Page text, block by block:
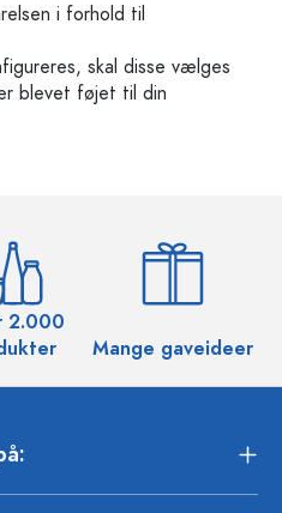
i forhold til
skal disse vælges
blevet føjet til din
2.000
Mange gaveideer